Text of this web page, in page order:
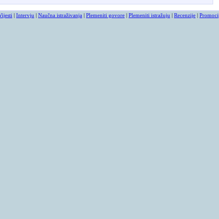
| Intervju | Naučna istraživanja | Plemeniti govore | Plemeniti istražuju | Recenzije |